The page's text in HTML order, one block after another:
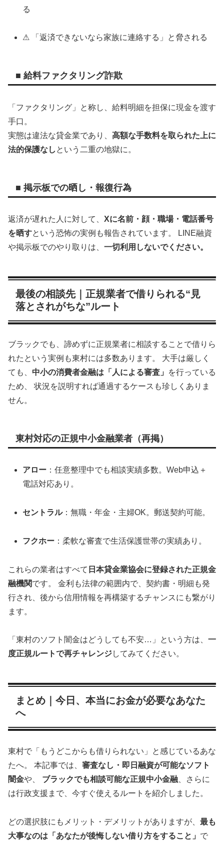
る
⚠ 「返済できないなら家族に連絡する」と脅される
■ 給料ファクタリング詐欺
「ファクタリング」と称し、給料明細を担保に現金を渡す
手口。
実態は違法な貸金業であり、 高額な手数料を取られた上に
法的保護なし という二重の地獄に。
■ 掲示板での晒し・報復行為
返済が遅れた人に対して、 Xに名前・顔・職場・電話番号
を晒すという恐怖の実例も報告されています。 LINE融資
や掲示板でのやり取りは、 一切利用しないでください。
最後の相談先｜正規業者で借りられる“見
落とされがちな”ルート
ブラックでも、諦めずに正規業者に相談することで借りら
れたという実例も東村には多数あります。 大手は厳しく
ても、 中小の消費者金融は「人による審査」
を行っている
ため、 状況を説明すれば通過するケースも珍しくありま
せん。
東村対応の正規中小金融業者（再掲）
アロー ：任意整理中でも相談実績多数。Web申込＋
電話対応あり。
セントラル：無職・年金・主婦OK。郵送契約可能。
フクホー ：柔軟な審査で生活保護世帯の実績あり。
これらの業者はすべて 日本貸金業協会に登録された正規金
融機関です。 金利も法律の範囲内で、契約書・明細も発
行され、後から信用情報を再構築するチャンスにも繋がり
ます。
「東村のソフト闇金はどうしても不安…」という方は、 一
度正規ルートで再チャレンジしてみてください。
まとめ｜今日、本当にお金が必要なあなた
へ
東村で「もうどこからも借りられない」と感じているあな
たへ。 本記事では、 審査なし・即日融資が可能なソフト
闇金や、 ブラックでも相談可能な正規中小金融 、さらに
は行政支援まで、今すぐ使えるルートを紹介しました。
どの選択肢にもメリット・デメリットがありますが、 最も
大事なのは「あなたが後悔しない借り方をすること」 で